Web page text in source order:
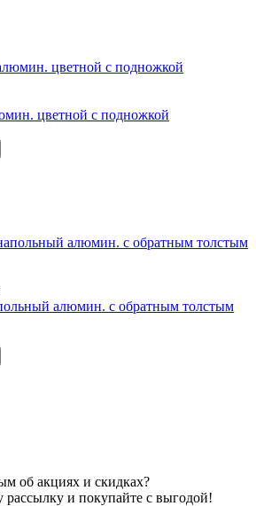
цветной с подножкой
алюмин. с обратным толстым
об акциях и скидках?
и покупайте с выгодой!